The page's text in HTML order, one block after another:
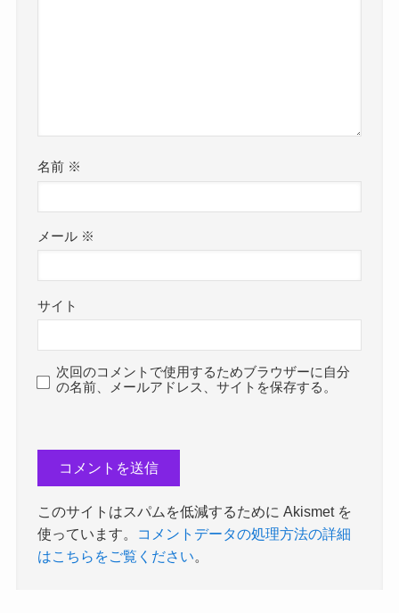
名前 ※
メール ※
サイト
次回のコメントで使用するためブラウザーに自分
の名前、メールアドレス、サイトを保存する。
このサイトはスパムを低減するために Akismet を
使っています。
コメントデータの処理方法の詳細
はこちらをご覧ください。